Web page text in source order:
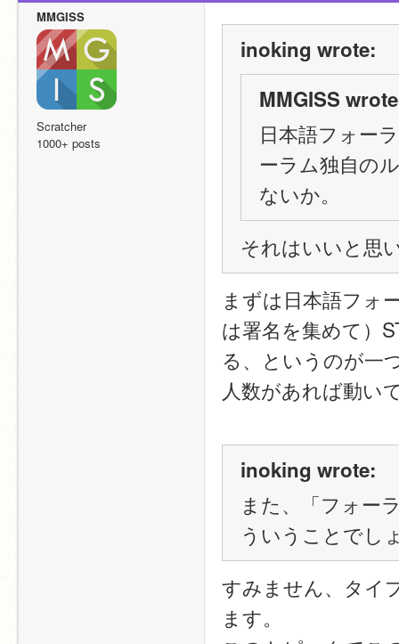
MMGISS
Scratcher
1000+ posts
inoking wrote:
MMGISS
日本語フォー
ーラム独自の
ないか。
それはいいと思
まずは日本語フォ
は署名を集めて）
る、というのが一
人数があれば動い
inoking wrote:
また、「フォー
ういうことでし
すみません、タイ
ます。